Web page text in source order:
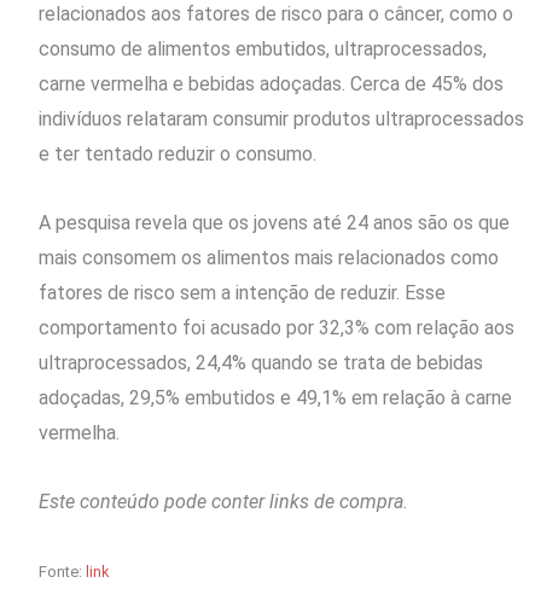
relacionados aos fatores de risco para o câncer, como o
consumo de alimentos embutidos, ultraprocessados,
carne vermelha e bebidas adoçadas. Cerca de 45% dos
indivíduos relataram consumir produtos ultraprocessados
e ter tentado reduzir o consumo.
A pesquisa revela que os jovens até 24 anos são os que
mais consomem os alimentos mais relacionados como
fatores de risco sem a intenção de reduzir. Esse
comportamento foi acusado por 32,3% com relação aos
ultraprocessados, 24,4% quando se trata de bebidas
adoçadas, 29,5% embutidos e 49,1% em relação à carne
vermelha.
Este conteúdo pode conter links de compra.
Fonte: link